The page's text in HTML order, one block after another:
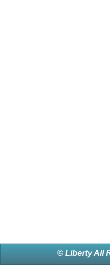
© Liberty All